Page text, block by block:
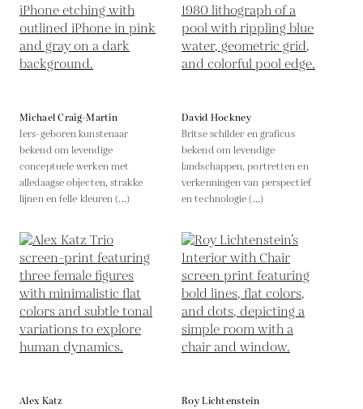
Michael Craig-Martin
Iers-geboren kunstenaar
bekend om levendige
conceptuele werken met
alledaagse objecten, strakke
lijnen en felle kleuren (...)
David Hockney
Britse schilder en graficus
bekend om levendige
landschappen, portretten en
verkenningen van perspectief
en technologie (...)
Alex Katz
Roy Lichtenstein